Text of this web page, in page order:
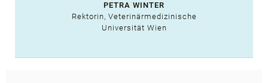
PETRA WINTER
Rektorin, Veterinärmedizinische
Universität Wien